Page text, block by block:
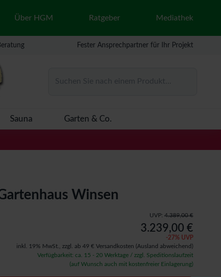
Über HGM Ratgeber Mediathek
Fester Ansprechpartner für Ihr Projekt
Suchen Sie nach einem Produkt...
Sauna Garten & Co.
Winsen
UVP: 4.389,00 €
3.239,00 €
-27% UVP
inkl. 19% MwSt., zzgl. ab 49 € Versandkosten (Ausland abweichend)
Verfügbarkeit: ca. 15 - 20 Werktage / zzgl. Speditionslaufzeit
(auf Wunsch auch mit kostenfreier Einlagerung)